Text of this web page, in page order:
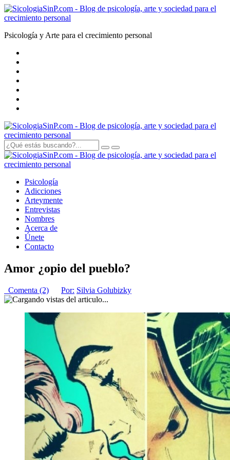
Psicología y Arte para el crecimiento personal
Psicología
Adicciones
Arteymente
Entrevistas
Nombres
Acerca de
Únete
Contacto
Amor ¿opio del pueblo?
Comenta (2) Por: Silvia Golubizky